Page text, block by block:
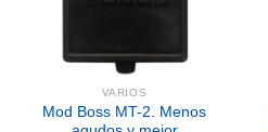
VARIOS
Mod Boss MT-2. Menos